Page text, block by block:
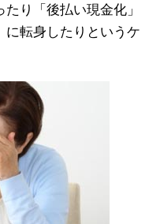
り「後払い現金化」
に転身したりというケ